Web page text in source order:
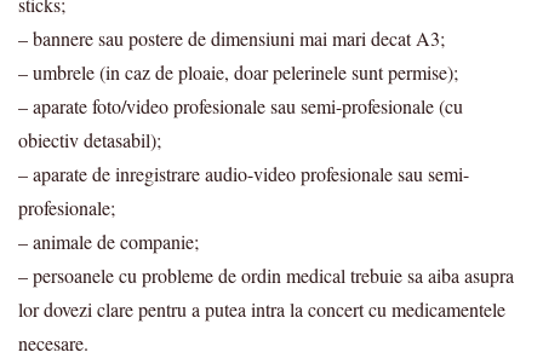
– bannere sau postere de dimensiuni mai mari decat A3;
– umbrele (in caz de ploaie, doar pelerinele sunt permise);
– aparate foto/video profesionale sau semi-profesionale (cu
obiectiv detasabil);
– aparate de inregistrare audio-video profesionale sau semi-
profesionale;
– animale de companie;
– persoanele cu probleme de ordin medical trebuie sa aiba asupra
lor dovezi clare pentru a putea intra la concert cu medicamentele
necesare.